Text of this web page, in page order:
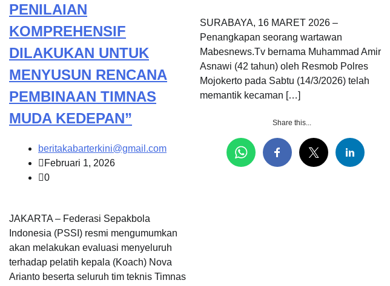
PENILAIAN
KOMPREHENSIF
DILAKUKAN UNTUK
MENYUSUN RENCANA
PEMBINAAN TIMNAS
MUDA KEDEPAN”
beritakabarterkini@gmail.com
Februari 1, 2026
0
JAKARTA – Federasi Sepakbola
Indonesia (PSSI) resmi mengumumkan
akan melakukan evaluasi menyeluruh
terhadap pelatih kepala (Koach) Nova
Arianto beserta seluruh tim teknis Timnas
SURABAYA, 16 MARET 2026 –
Penangkapan seorang wartawan
Mabesnews.Tv bernama Muhammad Amir
Asnawi (42 tahun) oleh Resmob Polres
Mojokerto pada Sabtu (14/3/2026) telah
memantik kecaman […]
Share this...